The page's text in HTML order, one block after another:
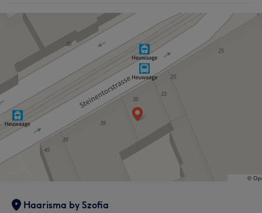
Haarisma by Szofia